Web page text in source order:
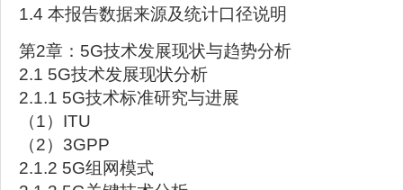
1.4 本报告数据来源及统计口径说明
第2章：5G技术发展现状与趋势分析
2.1 5G技术发展现状分析
2.1.1 5G技术标准研究与进展
（1）ITU
（2）3GPP
2.1.2 5G组网模式